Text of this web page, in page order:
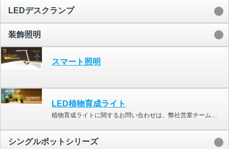
LEDデスクランプ
装飾照明
スマート照明
LED植物育成ライト
植物育成ライトに関するお問い合わせは、弊社営業チームまでご連絡ください。
シングルポットシリーズ